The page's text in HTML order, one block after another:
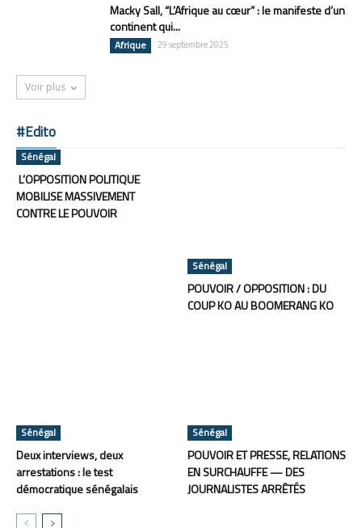
Macky Sall, “L’Afrique au cœur” : le manifeste d’un
continent qui...
Afrique 29 septembre 2025
Voir plus
#Edito
Sénégal
L’OPPOSITION POLITIQUE
MOBILISE MASSIVEMENT
CONTRE LE POUVOIR
Sénégal
POUVOIR / OPPOSITION : DU
COUP KO AU BOOMERANG KO
Sénégal
Deux interviews, deux
arrestations : le test
démocratique sénégalais
Sénégal
POUVOIR ET PRESSE, RELATIONS
EN SURCHAUFFE — DES
JOURNALISTES ARRÊTÉS